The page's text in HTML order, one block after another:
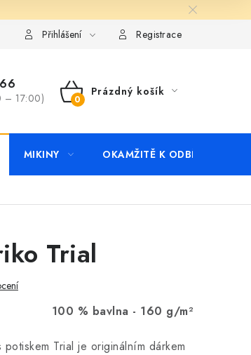
KontaktyPřihlášení Registrace
– 17:00)
NÁKUPNÍ
Prázdný košík
MIKINY OKAMŽITĚ K ODBĚRU
Trial
100 % bavlna - 160 g/m²
Trial je originálním dárkem